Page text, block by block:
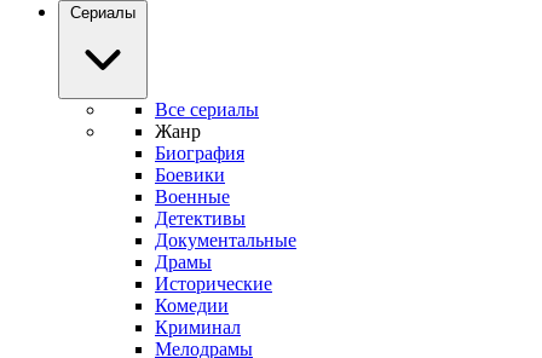
Сериалы
Все сериалы
Жанр
Биография
Боевики
Военные
Детективы
Документальные
Драмы
Исторические
Комедии
Криминал
Мелодрамы